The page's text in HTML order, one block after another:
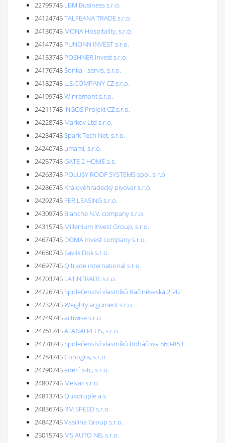
22799745 LBM Business s.r.o.
24124745TALFEANA TRADE s.r.o.
24130745 MONA Hospitality, s.r.o.
24147745 PUNONN INVEST s.r.o.
24153745 POSHNER Invest s.r.o.
24176745Šonka - servis, s.r.o.
24182745 L.S.COMPANY CZ s.r.o.
24199745Winremont s.r.o.
24211745 INGOS Projekt CZ s.r.o.
24228745 Markov Ltd s.r.o.
24234745Spark Tech Net, s.r.o.
24240745 umami, s.r.o.
24257745GATE 2 HOME a.s.
24263745 POLUSY ROOF SYSTEMS spol. s r.o.
24286745 Královéhradecký pivovar s.r.o.
24292745 FER LEASING s.r.o.
24309745 Blanche N.V. company s.r.o.
24315745 Millenium Invest Group, s.r.o.
24674745 DOMA invest company s.r.o.
24680745Savlik Dok s.r.o.
24697745Q trade international s.r.o.
24703745 LATINTRADE s.r.o.
24726745Společenství vlastníků Račiněveská 2542
24732745Weighty argument s.r.o.
24749745actiwise s.r.o.
24761745ATANAI PLUS, s.r.o.
24778745Společenství vlastníků Boháčova 860-863
24784745Conogra, s.r.o.
24790745eder`s-tc, s.r.o.
24807745 Melvar s.r.o.
24813745Quadruple a.s.
24836745 RM SPEED s.r.o.
24842745Vasilina Group s.r.o.
25015745 MS AUTO NB, s.r.o.